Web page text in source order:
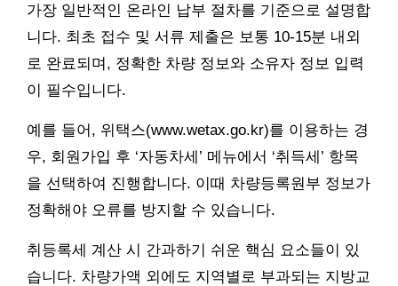
가장 일반적인 온라인 납부 절차를 기준으로 설명합
니다. 최초 접수 및 서류 제출은 보통 10-15분 내외
로 완료되며, 정확한 차량 정보와 소유자 정보 입력
이 필수입니다.
예를 들어, 위택스(www.wetax.go.kr)를 이용하는 경
우, 회원가입 후 ‘자동차세’ 메뉴에서 ‘취득세’ 항목
을 선택하여 진행합니다. 이때 차량등록원부 정보가
정확해야 오류를 방지할 수 있습니다.
취등록세 계산 시 간과하기 쉬운 핵심 요소들이 있
습니다. 차량가액 외에도 지역별로 부과되는 지방교